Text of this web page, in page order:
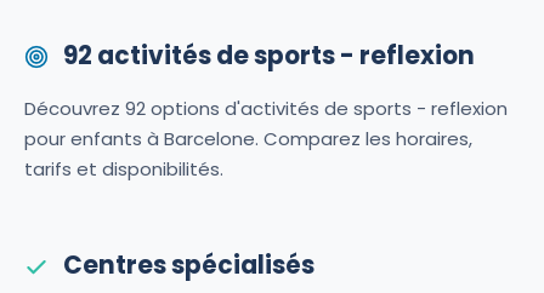
92 activités de sports - reflexion
Découvrez 92 options d'activités de sports - reflexion
pour enfants à Barcelone. Comparez les horaires,
tarifs et disponibilités.
Centres spécialisés